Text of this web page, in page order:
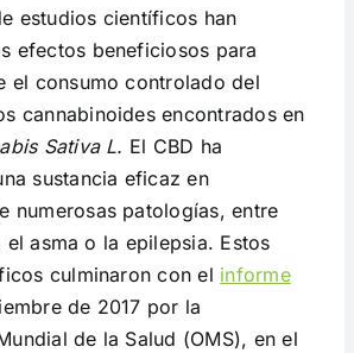
estudios científicos han
efectos beneficiosos para
el consumo controlado del
cannabinoides encontrados en
Sativa L. El CBD ha
sustancia eficaz en
numerosas patologías, entre
asma o la epilepsia. Estos
culminaron con el informe
de 2017 por la
de la Salud (OMS), en el